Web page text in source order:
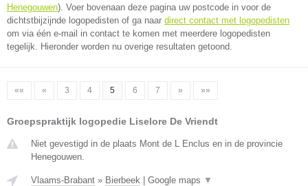
Henegouwen). Voer bovenaan deze pagina uw postcode in voor de
dichtstbijzijnde logopedisten of ga naar direct contact met logopedisten
om via één e-mail in contact te komen met meerdere logopedisten
tegelijk. Hieronder worden nu overige resultaten getoond.
«« « 3 4 5 6 7 » »»
Groepspraktijk logopedie Liselore De Vriendt
Niet gevestigd in de plaats Mont de L Enclus en in de provincie
Henegouwen.
Vlaams-Brabant » Bierbeek Google maps ▼